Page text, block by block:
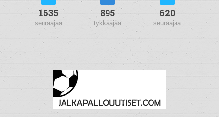
1635
seuraajaa
895
tykkääjää
620
seuraajaa